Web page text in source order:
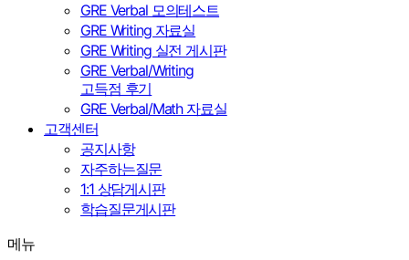
GRE Verbal 모의테스트
GRE Writing 자료실
GRE Writing 실전 게시판
GRE Verbal/Writing
고득점 후기
GRE Verbal/Math 자료실
고객센터
공지사항
자주하는질문
1:1 상담게시판
학습질문게시판
메뉴